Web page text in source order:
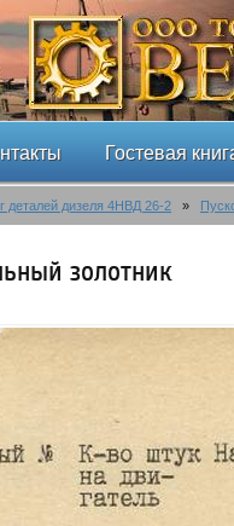
Гостевая
деталей дизеля 4НВД 26-2 »
золотник